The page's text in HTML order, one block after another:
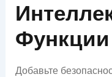
Функции
Добавьте